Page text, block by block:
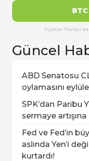
Fiyatlar
Güncel
ABD Senatosu
oylamasını
SPK’dan Paribu
sermaye
Fed ve Fed’in
aslında Yen’i
kurtardı!